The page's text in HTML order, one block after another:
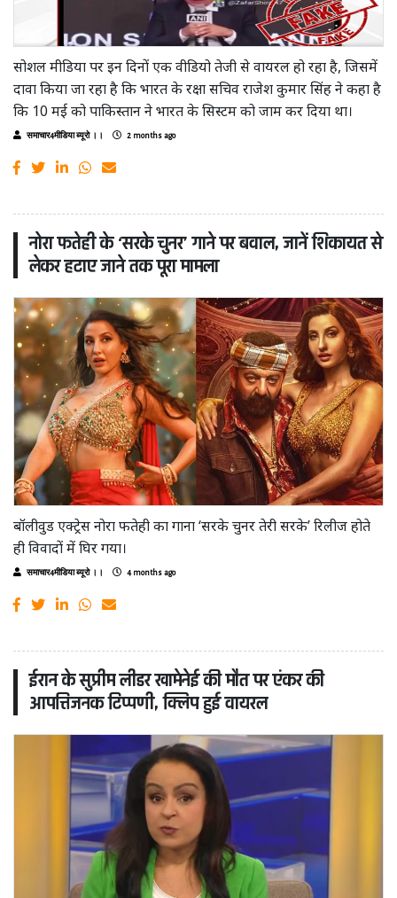
सोशल मीडिया पर इन दिनों एक वीडियो तेजी से वायरल हो रहा है, जिसमें
दावा किया जा रहा है कि भारत के रक्षा सचिव राजेश कुमार सिंह ने कहा है
कि 10 मई को पाकिस्तान ने भारत के सिस्टम को जाम कर दिया था।
समाचार4मीडिया ब्यूरो ।। 2 months ago
नोरा फतेही के ‘सरके चुनर’ गाने पर बवाल, जानें शिकायत से
लेकर हटाए जाने तक पूरा मामला
बॉलीवुड एक्ट्रेस नोरा फतेही का गाना ‘सरके चुनर तेरी सरके’ रिलीज होते
ही विवादों में घिर गया।
समाचार4मीडिया ब्यूरो ।। 4 months ago
ईरान के सुप्रीम लीडर खामेनेई की मौत पर एंकर की
आपत्तिजनक टिप्पणी, क्लिप हुई वायरल